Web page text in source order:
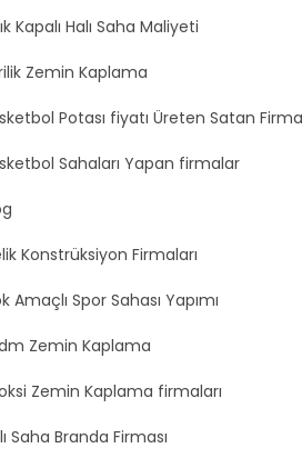
Kapalı Halı Saha Maliyeti
Zemin Kaplama
Potası fiyatı Üreten Satan
Sahaları Yapan firmalar
Konstrüksiyon Firmaları
Amaçlı Spor Sahası Yapımı
Zemin Kaplama
Zemin Kaplama firmaları
Saha Branda Firması